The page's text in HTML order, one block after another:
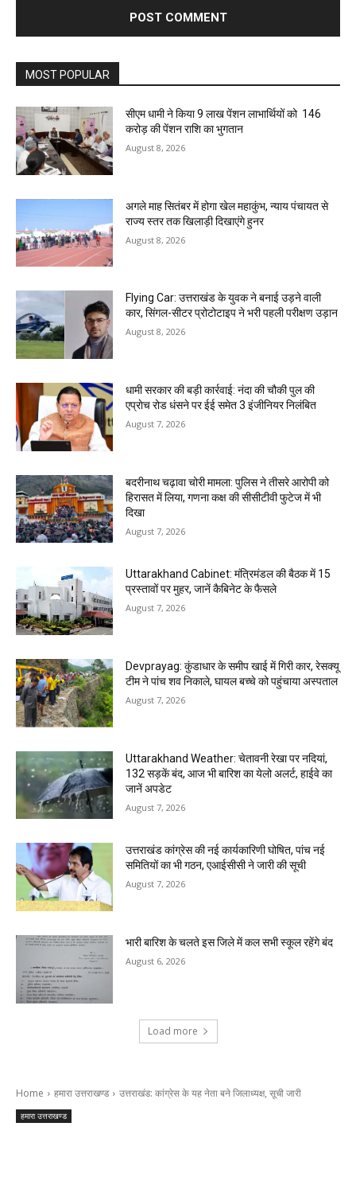
MOST POPULAR
सीएम धामी ने किया 9 लाख पेंशन लाभार्थियों को ₹ 146
करोड़ की पेंशन राशि का भुगतान
August 8, 2026
अगले माह सितंबर में होगा खेल महाकुंभ, न्याय पंचायत से
राज्य स्तर तक खिलाड़ी दिखाएंगे हुनर
August 8, 2026
Flying Car: उत्तराखंड के युवक ने बनाई उड़ने वाली
कार, सिंगल-सीटर प्रोटोटाइप ने भरी पहली परीक्षण उड़ान
August 8, 2026
धामी सरकार की बड़ी कार्रवाई: नंदा की चौकी पुल की
एप्राेच रोड धंसने पर ईई समेत 3 इंजीनियर निलंबित
August 7, 2026
बदरीनाथ चढ़ावा चोरी मामला: पुलिस ने तीसरे आरोपी को
हिरासत में लिया, गणना कक्ष की सीसीटीवी फुटेज में भी
दिखा
August 7, 2026
Uttarakhand Cabinet: मंत्रिमंडल की बैठक में 15
प्रस्तावों पर मुहर, जानें कैबिनेट के फैसले
August 7, 2026
Devprayag: कुंडाधार के समीप खाई में गिरी कार, रेसक्यू
टीम ने पांच शव निकाले, घायल बच्चे को पहुंचाया अस्पताल
August 7, 2026
Uttarakhand Weather: चेतावनी रेखा पर नदियां,
132 सड़कें बंद, आज भी बारिश का येलो अलर्ट, हाईवे का
जानें अपडेट
August 7, 2026
उत्तराखंड कांग्रेस की नई कार्यकारिणी घोषित, पांच नई
समितियों का भी गठन, एआईसीसी ने जारी की सूची
August 7, 2026
भारी बारिश के चलते इस जिले में कल सभी स्कूल रहेंगे बंद
August 6, 2026
Load more